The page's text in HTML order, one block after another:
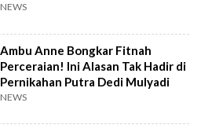
NEWS
Ambu Anne Bongkar Fitnah
Perceraian! Ini Alasan Tak Hadir di
Pernikahan Putra Dedi Mulyadi
NEWS